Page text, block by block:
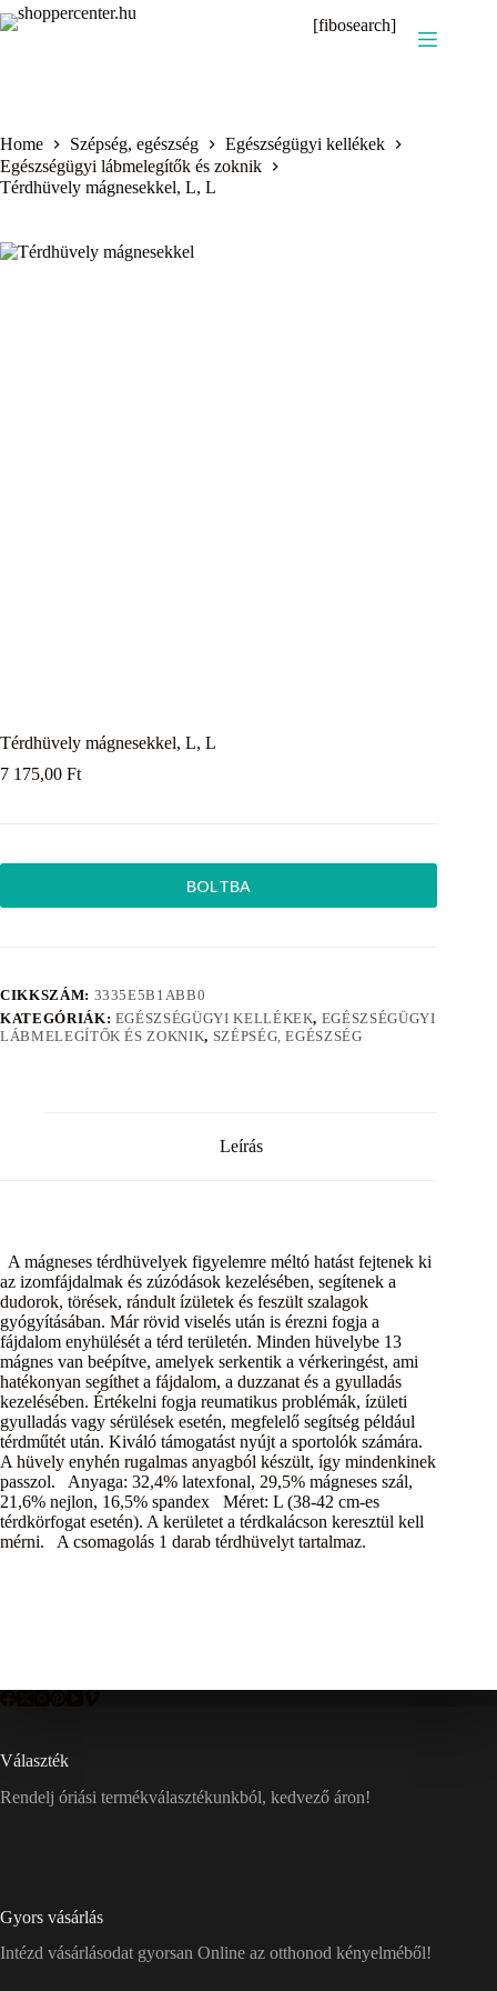
Skip
to
[fibosearch]
Home Szépség, egészség
Egészségügyi kellékek
Egészségügyi lábmelegítők és zoknik
Térdhüvely mágnesekkel, L, L
Térdhüvely mágnesekkel, L, L
7 175,00 Ft
BOLTBA
CIKKSZÁM: 3335E5B1ABB0
KATEGÓRIÁK: EGÉSZSÉGÜGYI KELLÉKEK, EGÉSZSÉGÜGYI
LÁBMELEGÍTŐK ÉS ZOKNIK, SZÉPSÉG, EGÉSZSÉG
Leírás
A mágneses térdhüvelyek figyelemre méltó hatást fejtenek ki
az izomfájdalmak és zúzódások kezelésében, segítenek a
dudorok, törések, rándult ízületek és feszült szalagok
gyógyításában. Már rövid viselés után is érezni fogja a
fájdalom enyhülését a térd területén. Minden hüvelybe 13
mágnes van beépítve, amelyek serkentik a vérkeringést, ami
hatékonyan segíthet a fájdalom, a duzzanat és a gyulladás
kezelésében. Értékelni fogja reumatikus problémák, ízületi
gyulladás vagy sérülések esetén, megfelelő segítség például
térdműtét után. Kiváló támogatást nyújt a sportolók számára.
A hüvely enyhén rugalmas anyagból készült, így mindenkinek
passzol. Anyaga: 32,4% latexfonal, 29,5% mágneses szál,
21,6% nejlon, 16,5% spandex Méret: L (38-42 cm-es
térdkörfogat esetén). A kerületet a térdkalácson keresztül kell
mérni. A csomagolás 1 darab térdhüvelyt tartalmaz.
Választék
Rendelj óriási termékválasztékunkból, kedvező áron!
Gyors vásárlás
Intézd vásárlásodat gyorsan Online az otthonod kényelméből!